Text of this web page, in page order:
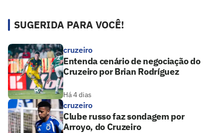
SUGERIDA PARA VOCÊ!
cruzeiro
Entenda cenário de negociação do
Cruzeiro por Brian Rodríguez
Há 4 dias
cruzeiro
Clube russo faz sondagem por
Arroyo, do Cruzeiro